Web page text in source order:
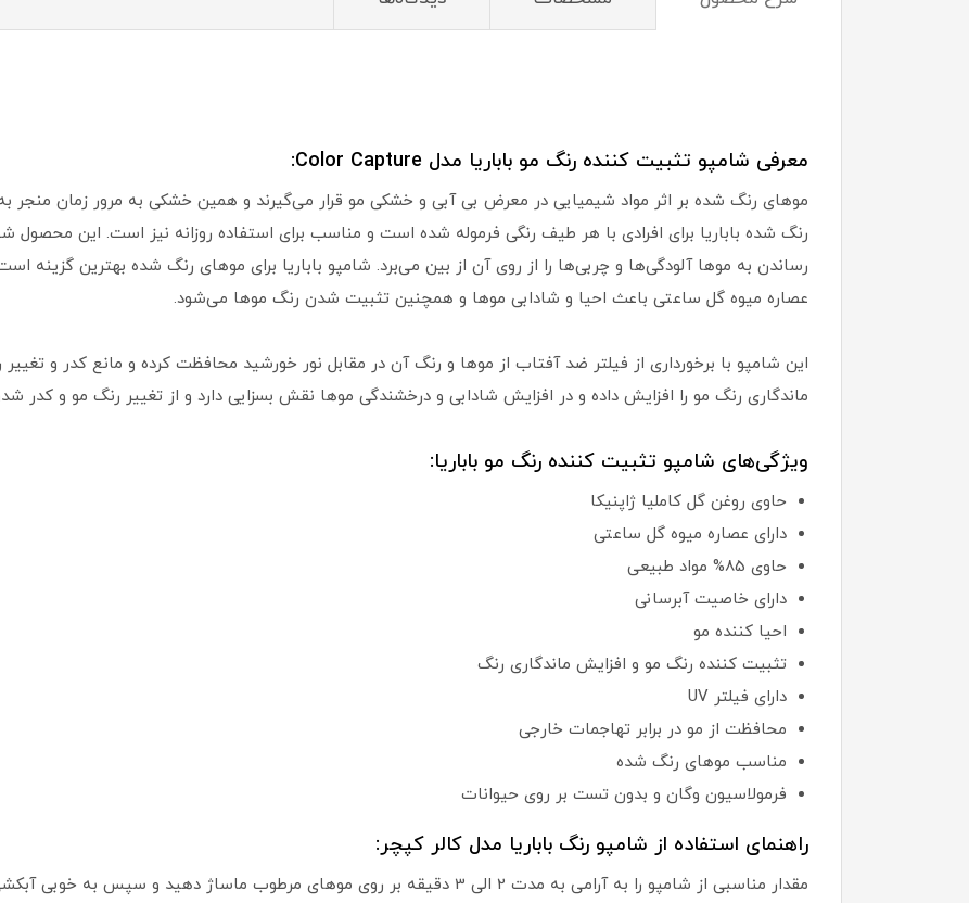
معرفی شامپو تثبیت کننده رنگ مو باباریا مدل Color Capture:
موهای رنگ شده بر اثر مواد شیمیایی در معرض بی آبی و خشکی مو قرار می‌گیرند و همین خشکی به مرور زمان منجر
رنگ شده باباریا برای افرادی با هر طیف رنگی فرموله شده است و مناسب برای استفاده روزانه نیز است. این
رساندن به موها آلودگی‌ها و چربی‌ها را از روی آن از بین می‌برد. شامپو باباریا برای موهای رنگ شده بهترین گزینه است
عصاره میوه گل ساعتی باعث احیا و شادابی موها و همچنین تثبیت شدن رنگ موها می‌شود.
ماندگاری رنگ مو را افزایش داده و در افزایش شادابی و درخشندگی موها نقش بسزایی دارد و از تغییر رنگ مو و کدر
ویژگی‌های شامپو تثبیت کننده رنگ مو باباریا:
حاوی روغن گل کاملیا ژاپنیکا
دارای عصاره میوه گل ساعتی
حاوی 85% مواد طبیعی
دارای خاصیت آبرسانی
احیا کننده مو
تثبیت کننده رنگ مو و افزایش ماندگاری رنگ
دارای فیلتر UV
محافظت از مو در برابر تهاجمات خارجی
مناسب موهای رنگ شده
فرمولاسیون وگان و بدون تست بر روی حیوانات
راهنمای استفاده از شامپو رنگ باباریا مدل کالر کپچر:
مقدار مناسبی از شامپو را به آرامی به مدت 2 الی 3 دقیقه بر روی موهای مرطوب ماساژ دهید و سپس به خوبی آبکشی نمایید.